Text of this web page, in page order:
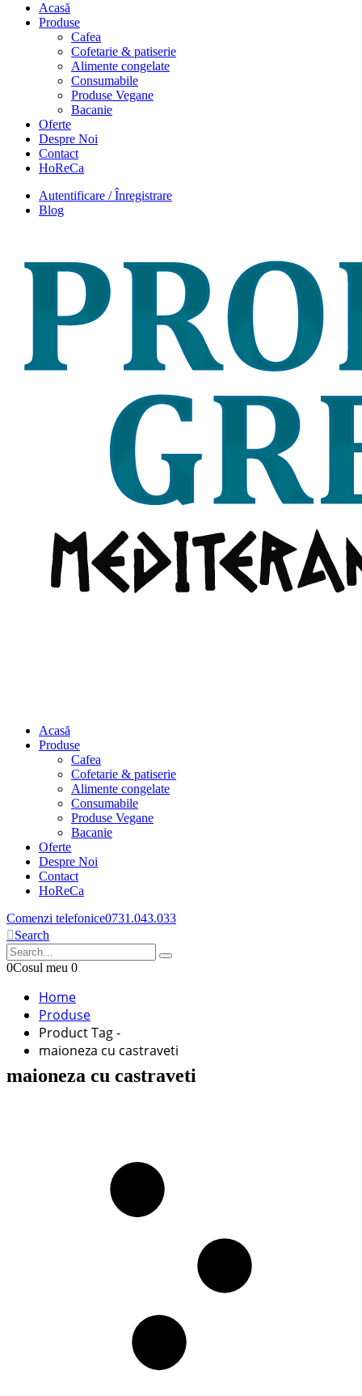
Acasă
Produse
Cafea
Cofetarie & patiserie
Alimente congelate
Consumabile
Produse Vegane
Bacanie
Oferte
Despre Noi
Contact
HoReCa
Autentificare / Înregistrare
Blog
Acasă
Produse
Cafea
Cofetarie & patiserie
Alimente congelate
Consumabile
Produse Vegane
Bacanie
Oferte
Despre Noi
Contact
HoReCa
Comenzi telefonice0731.043.033
Search
0Cosul meu 0
Home
Produse
Product Tag -
maioneza cu castraveti
maioneza cu castraveti